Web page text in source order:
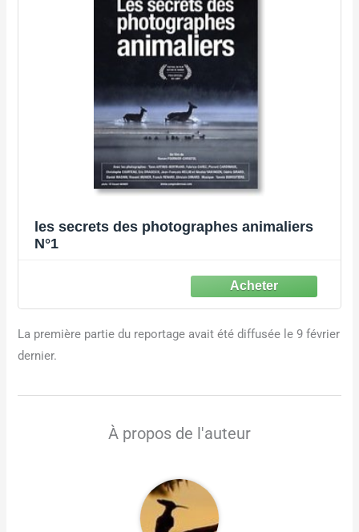
les secrets des photographes animaliers
N°1
La première partie du reportage avait été diffusée le 9 février
dernier.
À propos de l'auteur